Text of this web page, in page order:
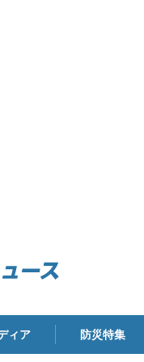
ィア 防災特集